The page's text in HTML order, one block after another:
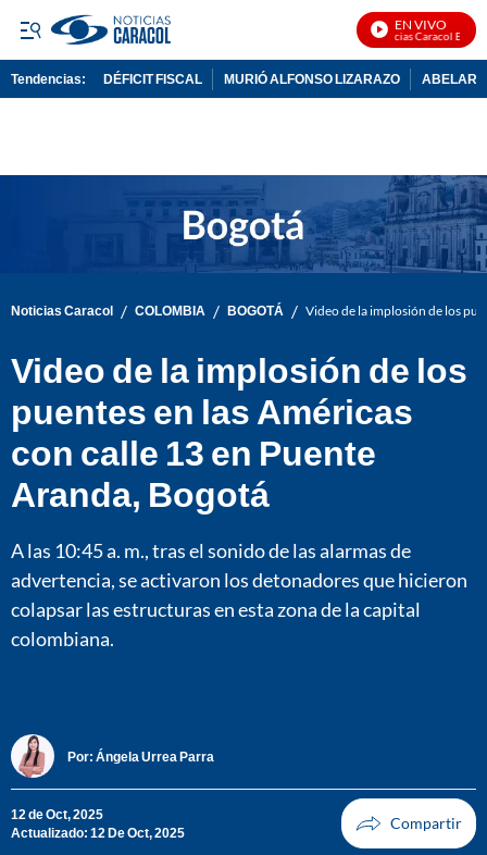
EN VIVO
Noticias Caracol En Vivo
Tendencias: DÉFICIT FISCAL MURIÓ ALFONSO LIZARAZO
Noticias Caracol / COLOMBIA / BOGOTÁ / Video de la implosión de los
Video de la implosión de los
puentes en las Américas
con calle 13 en Puente
Aranda, Bogotá
A las 10:45 a. m., tras el sonido de las alarmas de
advertencia, se activaron los detonadores que hicieron
colapsar las estructuras en esta zona de la capital
colombiana.
Por: Ángela Urrea Parra
12 de Oct, 2025
Actualizado: 12 De Oct, 2025